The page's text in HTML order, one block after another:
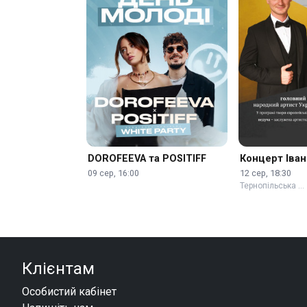
DOROFEEVA та POSITIFF
09 сер, 16:00
Концерт
12 сер, 18:30
Тернопільська …
Клієнтам
Особистий кабінет